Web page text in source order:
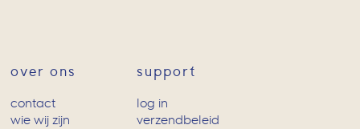
over ons
contact
wie wij zijn
support
log in
verzendbeleid